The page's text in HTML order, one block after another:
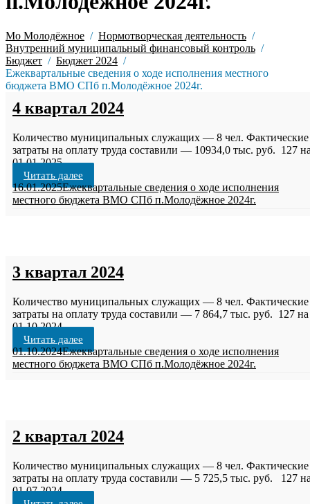
Мо Молодёжное
Нормотворческая деятельность
Внутренний муниципальный финансовый контроль
Бюджет
Бюджет 2024
Ежеквартальные сведения о ходе исполнения местного
бюджета ВМО СПб п.Молодёжное 2024г.
4 квартал 2024
Количество муниципальных служащих — 8 чел. Фактические
затраты на оплату труда составили — 10934,0 тыс. руб. 127
01.01.2025
Читать далее
16.01.2025Ежеквартальные сведения о ходе исполнения
местного бюджета ВМО СПб п.Молодёжное 2024г.
3 квартал 2024
Количество муниципальных служащих — 8 чел. Фактические
затраты на оплату труда составили — 7 864,7 тыс. руб. 127 на
01.10.2024
Читать далее
01.10.2024Ежеквартальные сведения о ходе исполнения
местного бюджета ВМО СПб п.Молодёжное 2024г.
2 квартал 2024
Количество муниципальных служащих — 8 чел. Фактические
затраты на оплату труда составили — 5 725,5 тыс. руб. 127
01.07.2024